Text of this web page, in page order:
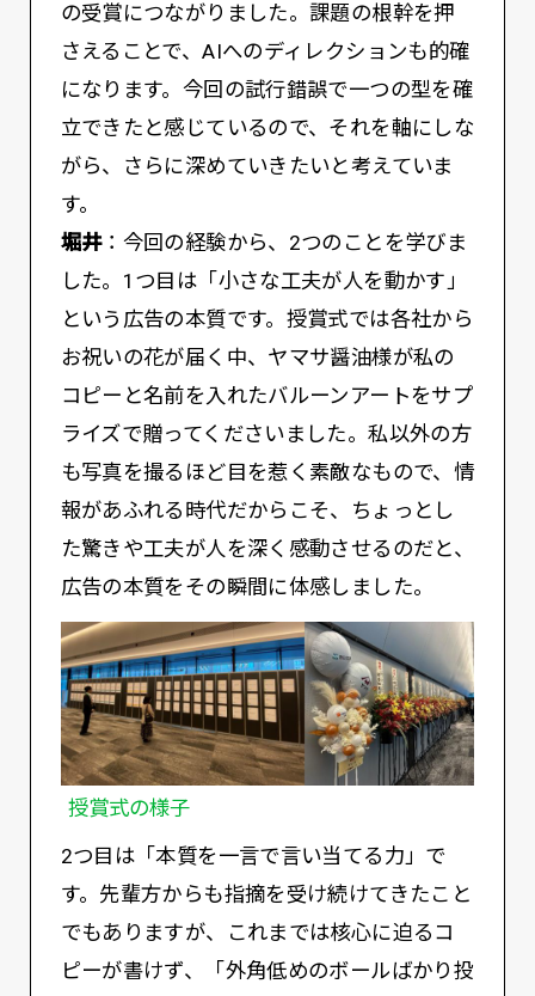
の受賞につながりました。課題の根幹を押
さえることで、AIへのディレクションも的確
になります。今回の試行錯誤で一つの型を確
立できたと感じているので、それを軸にしな
がら、さらに深めていきたいと考えていま
す。
堀井：今回の経験から、2つのことを学びま
した。1つ目は「小さな工夫が人を動かす」
という広告の本質です。授賞式では各社から
お祝いの花が届く中、ヤマサ醤油様が私の
コピーと名前を入れたバルーンアートをサプ
ライズで贈ってくださいました。私以外の方
も写真を撮るほど目を惹く素敵なもので、情
報があふれる時代だからこそ、ちょっとし
た驚きや工夫が人を深く感動させるのだと、
広告の本質をその瞬間に体感しました。
授賞式の様子
2つ目は「本質を一言で言い当てる力」で
す。先輩方からも指摘を受け続けてきたこと
でもありますが、これまでは核心に迫るコ
ピーが書けず、「外角低めのボールばかり投